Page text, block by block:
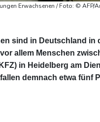
Erwachsenen / Foto: © AFP/
sind in Deutschland in
allem Menschen
in Heidelberg am
demnach etwa fünf